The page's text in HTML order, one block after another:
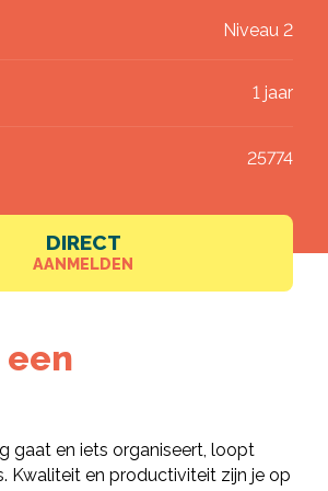
Niveau 2
1 jaar
25774
gaat en iets organiseert, loopt
Kwaliteit en productiviteit zijn je op
DIRECT
AANMELDEN